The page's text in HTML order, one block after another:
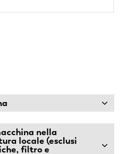
nella
locale (esclusi
filtro e